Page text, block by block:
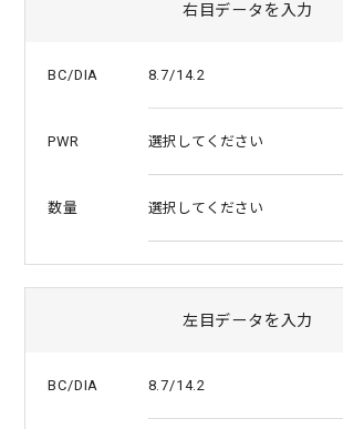
右目データを入力
BC/DIA 8.7/14.2
PWR
数量
左目データを入力
BC/DIA 8.7/14.2